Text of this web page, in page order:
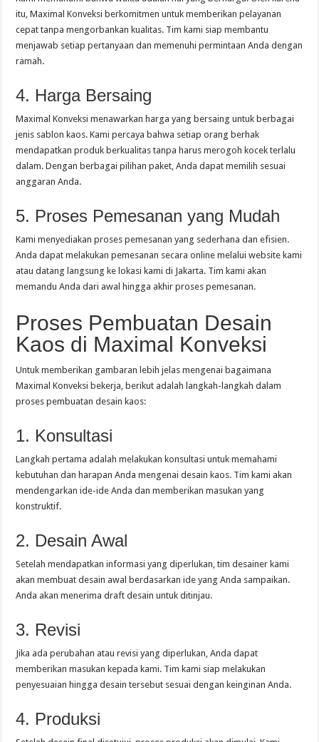
itu, Maximal Konveksi berkomitmen untuk memberikan pelayanan
cepat tanpa mengorbankan kualitas. Tim kami siap membantu
menjawab setiap pertanyaan dan memenuhi permintaan Anda dengan
ramah.
4. Harga Bersaing
Maximal Konveksi menawarkan harga yang bersaing untuk berbagai
jenis sablon kaos. Kami percaya bahwa setiap orang berhak
mendapatkan produk berkualitas tanpa harus merogoh kocek terlalu
dalam. Dengan berbagai pilihan paket, Anda dapat memilih sesuai
anggaran Anda.
5. Proses Pemesanan yang Mudah
Kami menyediakan proses pemesanan yang sederhana dan efisien.
Anda dapat melakukan pemesanan secara online melalui website kami
atau datang langsung ke lokasi kami di Jakarta. Tim kami akan
memandu Anda dari awal hingga akhir proses pemesanan.
Proses Pembuatan Desain
Kaos di Maximal Konveksi
Untuk memberikan gambaran lebih jelas mengenai bagaimana
Maximal Konveksi bekerja, berikut adalah langkah-langkah dalam
proses pembuatan desain kaos:
1. Konsultasi
Langkah pertama adalah melakukan konsultasi untuk memahami
kebutuhan dan harapan Anda mengenai desain kaos. Tim kami akan
mendengarkan ide-ide Anda dan memberikan masukan yang
konstruktif.
2. Desain Awal
Setelah mendapatkan informasi yang diperlukan, tim desainer kami
akan membuat desain awal berdasarkan ide yang Anda sampaikan.
Anda akan menerima draft desain untuk ditinjau.
3. Revisi
Jika ada perubahan atau revisi yang diperlukan, Anda dapat
memberikan masukan kepada kami. Tim kami siap melakukan
penyesuaian hingga desain tersebut sesuai dengan keinginan Anda.
4. Produksi